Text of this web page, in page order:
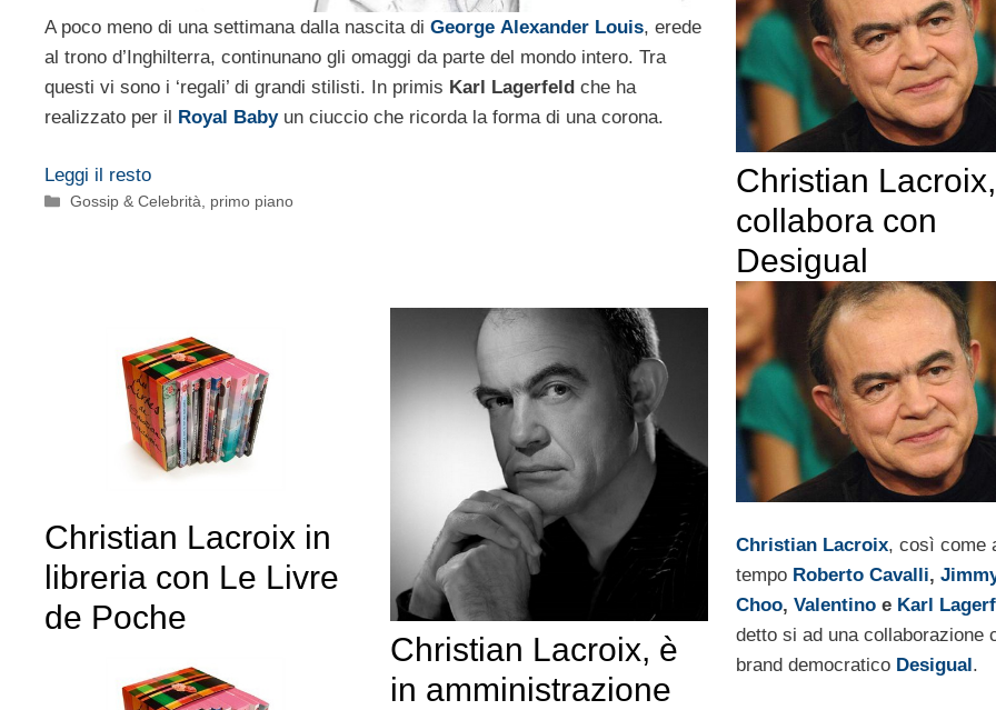
A poco meno di una settimana dalla nascita di George Alexander Louis, erede
al trono d’Inghilterra, continunano gli omaggi da parte del mondo intero. Tra
questi vi sono i ‘regali’ di grandi stilisti. In primis Karl Lagerfeld che ha
realizzato per il Royal Babyun ciuccio che ricorda la forma di una corona.
Leggi il resto
Categorie
Gossip & Celebrità primo piano
Christian Lacroix,
collabora con
Desigual
Christian Lacroix, così come
tempo Roberto Cavalli,
Choo, Valentinoe Karl
detto si ad una collaborazione
brand democratico Desigual .
Christian Lacroix in
libreria con Le Livre
de Poche
Christian Lacroix, è
in amministrazione